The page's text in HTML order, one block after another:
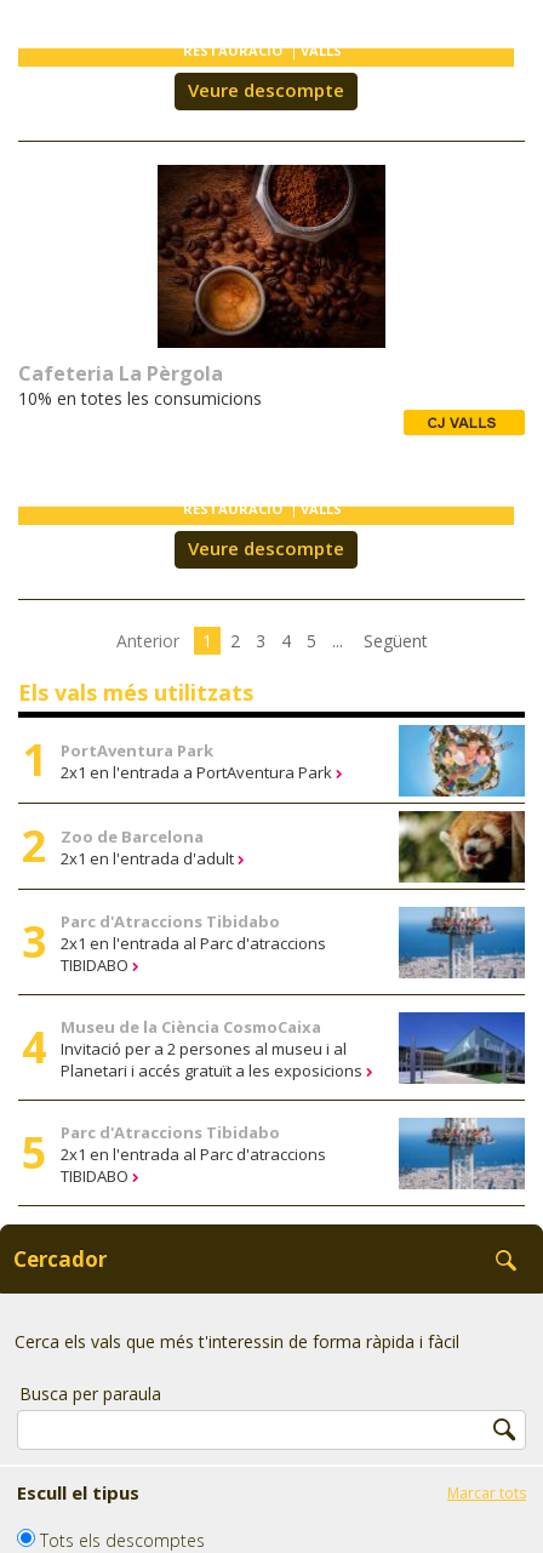
RESTAURACIÓ VALLS
Veure descompte
Cafeteria La Pèrgola
10% en totes les consumicions
RESTAURACIÓ VALLS
Veure descompte
Anterior 1 2 3 4 5 ... Següent
Els vals més utilitzats
PortAventura Park
2x1 en l'entrada a PortAventura Park
Zoo de Barcelona
2x1 en l'entrada d'adult
Parc d'Atraccions Tibidabo
2x1 en l'entrada al Parc d'atraccions
TIBIDABO
Museu de la Ciència CosmoCaixa
Invitació per a 2 persones al museu i al
Planetari i accés gratuït a les exposicions
Parc d'Atraccions Tibidabo
2x1 en l'entrada al Parc d'atraccions
TIBIDABO
Cercador
Cerca els vals que més t'interessin de forma ràpida i fàcil
Busca per paraula
Marcar tots
Escull el tipus
Tots els descomptes